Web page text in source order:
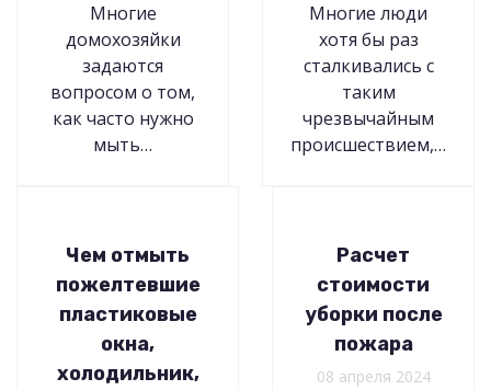
Многие
домохозяйки
задаются
вопросом о том,
как часто нужно
мыть…
Многие люди
хотя бы раз
сталкивались с
таким
чрезвычайным
происшествием,…
Чем отмыть
пожелтевшие
пластиковые
окна,
холодильник,
Расчет
стоимости
уборки после
пожара
08 апреля 2024